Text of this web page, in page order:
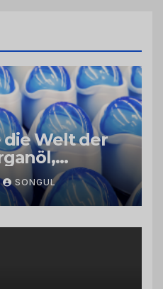
die Welt der
und
von
Anbietern
SONGUL